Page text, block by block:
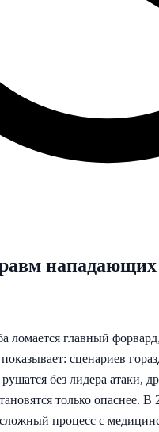
ломается главный
сценариев
без лидера атаки,
только опаснее.
процесс с